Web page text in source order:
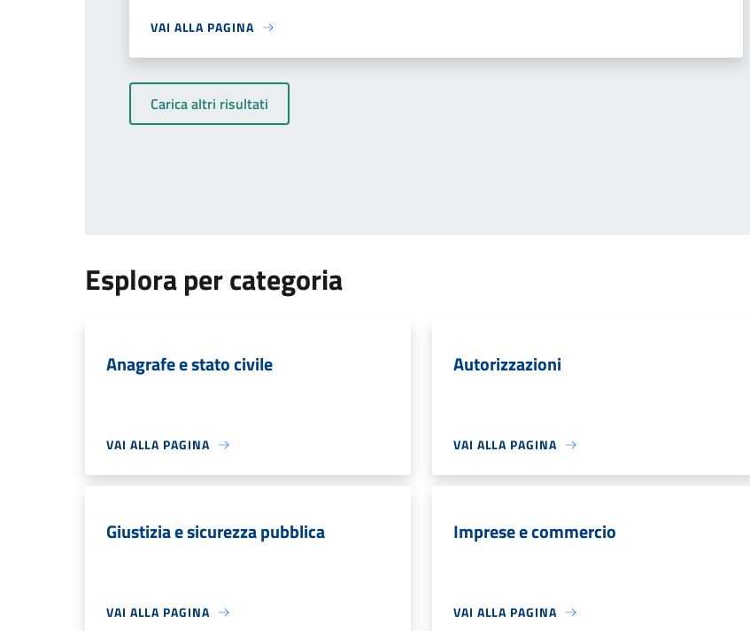
VAI ALLA PAGINA
Carica altri risultati
Esplora per categoria
Anagrafe e stato civile
VAI ALLA PAGINA
Autorizzazioni
VAI ALLA PAGINA
Giustizia e sicurezza pubblica
VAI ALLA PAGINA
Imprese e commercio
VAI ALLA PAGINA